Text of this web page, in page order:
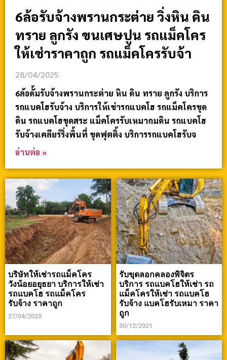
6ล้อรับจ้างพรานกระต่าย วิ่งหิน ดิน
ทราย ลูกรัง ขนเศษปูน รถแม็คโคร
ให้เช่าราคาถูก รถแม็คโครรับจ้า
28/04/2025
6ล้อดั้มรับจ้างพรานกระต่าย หิน ดิน ทราย ลูกรัง บริการ
รถแบคโฮรับจ้าง บริการให้เช่ารถแบคโฮ รถแม็คโครขุด
ดิน รถแบคโฮขุดสระ แม็คโครรับเหมาถมดิน รถแบคโฮ
รับจ้างเคลียร์ริ่งพื้นที่ ขุดฟุตติ้ง บริการรถแบคโฮรับจ
อ่านต่อ »
บริษัทให้เช่ารถแม็คโคร
วังน้อยอยุธยา บริการให้เช่า
รถแบคโฮ รถแม็คโคร
รับจ้าง ราคาถูก
27/04/2025
รับขุดลอกคลองพิจิตร
บริการ รถแบคโฮให้เช่า รถ
แม็คโครให้เช่า รถแบคโฮ
รับจ้าง แบคโฮรับเหมา ราคา
ถูก
30/12/2021